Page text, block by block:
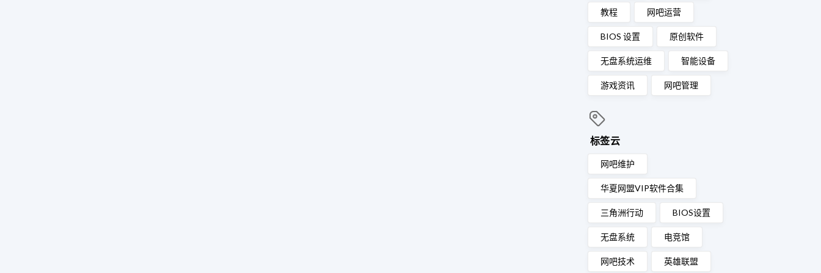
教程 网吧运营
BIOS 设置 原创软件
无盘系统运维 智能设备
游戏资讯 网吧管理
标签云
网吧维护
华夏网盟VIP软件合集
三角洲行动 BIOS设置
无盘系统 电竞馆
网吧技术 英雄联盟